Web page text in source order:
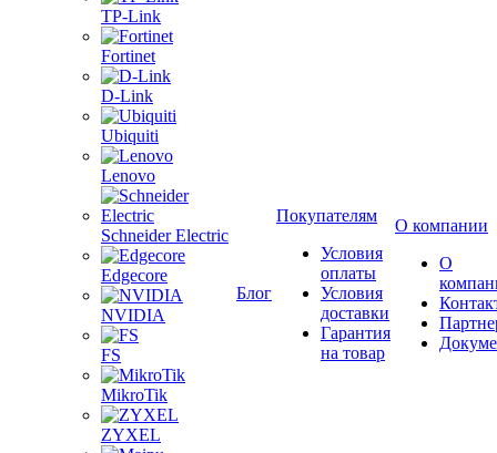
TP-Link
Fortinet
D-Link
Ubiquiti
Lenovo
Schneider Electric
Edgecore
NVIDIA
FS
MikroTik
ZYXEL
Блог
Покупателям
Условия
оплаты
Условия
доставки
Гарантия
на товар
О компании
О